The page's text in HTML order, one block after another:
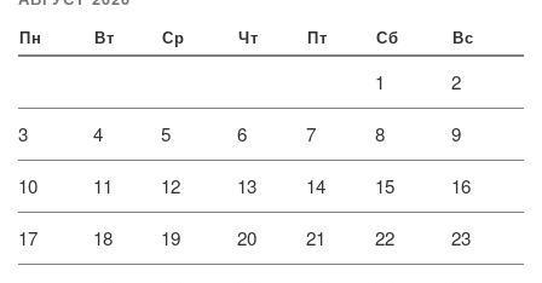
Пн Вт Ср Чт Пт Сб Вс
1 2
3 4 5 6 7 8 9
10 11 12 13 14 15 16
17 18 19 20 21 22 23